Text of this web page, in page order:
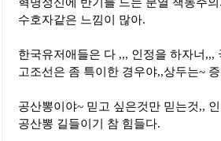
수호자같은 느낌이 많아.
한국유저애들은 다 ,,, 인정을 하자너,,,
고조선은 좀 특이한 경우야,,상두는~
공산뽕이야~ 믿고 싶은것만 믿는것,,
공산뽕 길들이기 참 힘들다.